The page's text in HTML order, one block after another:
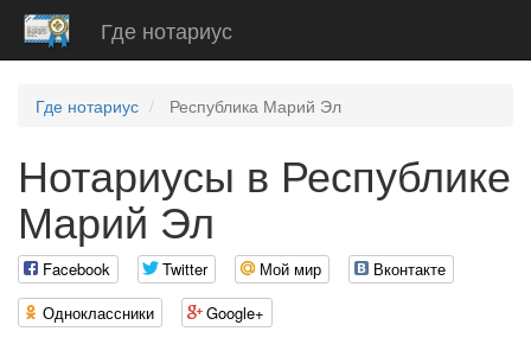
Где нотариус
Где нотариус Республика Марий Эл
Нотариусы в Республике
Марий Эл
Facebook Twitter Мой мир
Вконтакте
Одноклассники
Google+